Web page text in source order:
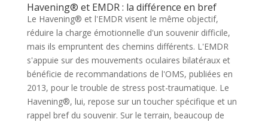
Havening® et EMDR : la différence en bref
Le Havening® et l'EMDR visent le même objectif,
réduire la charge émotionnelle d'un souvenir difficile,
mais ils empruntent des chemins différents. L'EMDR
s'appuie sur des mouvements oculaires bilatéraux et
bénéficie de recommandations de l'OMS, publiées en
2013, pour le trouble de stress post-traumatique. Le
Havening®, lui, repose sur un toucher spécifique et un
rappel bref du souvenir. Sur le terrain, beaucoup de